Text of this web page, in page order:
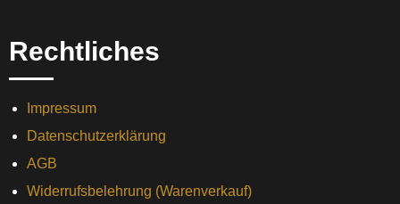
Rechtliches
Impressum
Datenschutzerklärung
AGB
Widerrufsbelehrung (Warenverkauf)